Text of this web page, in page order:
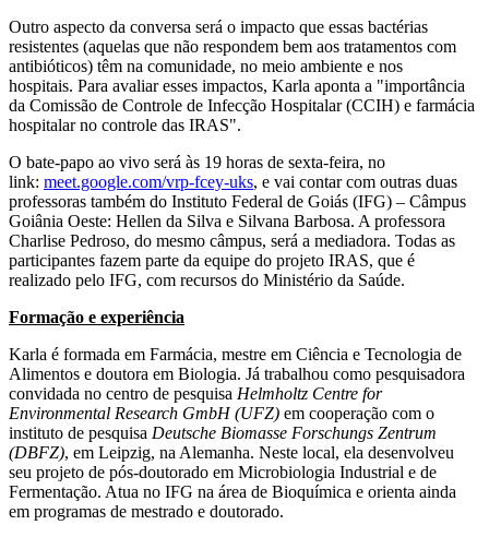
Outro aspecto da conversa será o impacto que essas bactérias
resistentes (aquelas que não respondem bem aos tratamentos com
antibióticos) têm na comunidade, no meio ambiente e nos
hospitais. Para avaliar esses impactos, Karla aponta a "importância
da Comissão de Controle de Infecção Hospitalar (CCIH) e farmácia
hospitalar no controle das IRAS".
O bate-papo ao vivo será às 19 horas de sexta-feira, no
link: meet.google.com/vrp-fcey-uks, e vai contar com outras duas
professoras também do Instituto Federal de Goiás (IFG) – Câmpus
Goiânia Oeste: Hellen da Silva e Silvana Barbosa. A professora
Charlise Pedroso, do mesmo câmpus, será a mediadora. Todas as
participantes fazem parte da equipe do projeto IRAS, que é
realizado pelo IFG, com recursos do Ministério da Saúde.
Formação e experiência
Karla é formada em Farmácia, mestre em Ciência e Tecnologia de
Alimentos e doutora em Biologia. Já trabalhou como pesquisadora
convidada no centro de pesquisa Helmholtz Centre for
Environmental Research GmbH (UFZ) em cooperação com o
instituto de pesquisa Deutsche Biomasse Forschungs Zentrum
(DBFZ), em Leipzig, na Alemanha. Neste local, ela desenvolveu
seu projeto de pós-doutorado em Microbiologia Industrial e de
Fermentação. Atua no IFG na área de Bioquímica e orienta ainda
em programas de mestrado e doutorado.